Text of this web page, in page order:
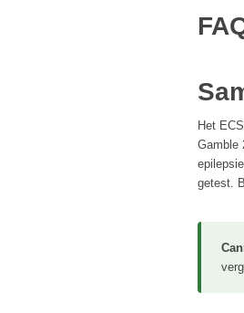
Het
Gamble
getest.